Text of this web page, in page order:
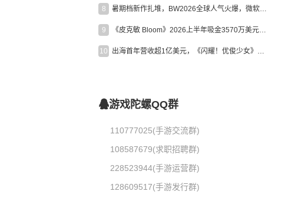
8 暑期档新作扎堆，BW2026全球人气火爆，微软XBOX大裁员|陀螺周报
9 《皮克敏 Bloom》2026上半年吸金3570万美元，中国台湾成最大市场
10 出海首年营收超1亿美元，《闪耀！优俊少女》美国市场占比达七成
游戏陀螺QQ群
110777025(手游交流群)
108587679(求职招聘群)
228523944(手游运营群)
128609517(手游发行群)